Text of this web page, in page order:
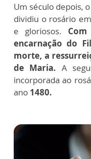
Um século depois,
dividiu o rosário
e gloriosos.
encarnação do
morte, a
de Maria. A
incorporada ao
ano 1480.